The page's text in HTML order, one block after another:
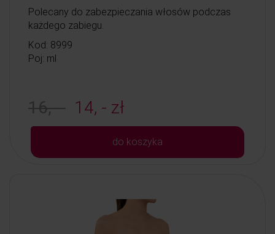
Polecany do zabezpieczania włosów podczas
każdego zabiegu.
Kod: 8999
Poj: ml
16, - 14, - zł
do koszyka